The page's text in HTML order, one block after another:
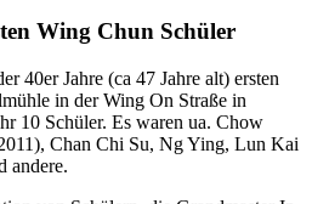
Wing Chun Schüler
40er Jahre (ca 47 Jahre alt) ersten
in der Wing On Straße in
10 Schüler. Es waren ua. Chow
Chan Chi Su, Ng Ying, Lun Kai
andere.